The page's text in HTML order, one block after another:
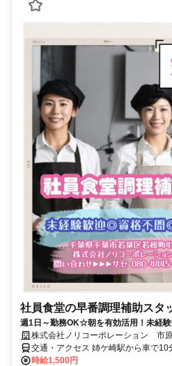
社員食堂の早番調理補助ス
週1日～勤務OK☆朝を有効活用！未経
株式会社ノリコーポレーション 市
交通・アクセス 姉ケ崎駅から車で10
時給1,500円